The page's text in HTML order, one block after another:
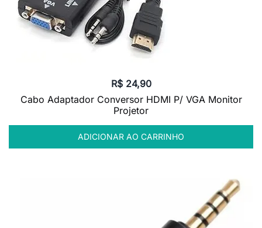
R$24,90
Cabo Adaptador Conversor HDMI P/ VGA Monitor
Projetor
ADICIONAR AO CARRINHO